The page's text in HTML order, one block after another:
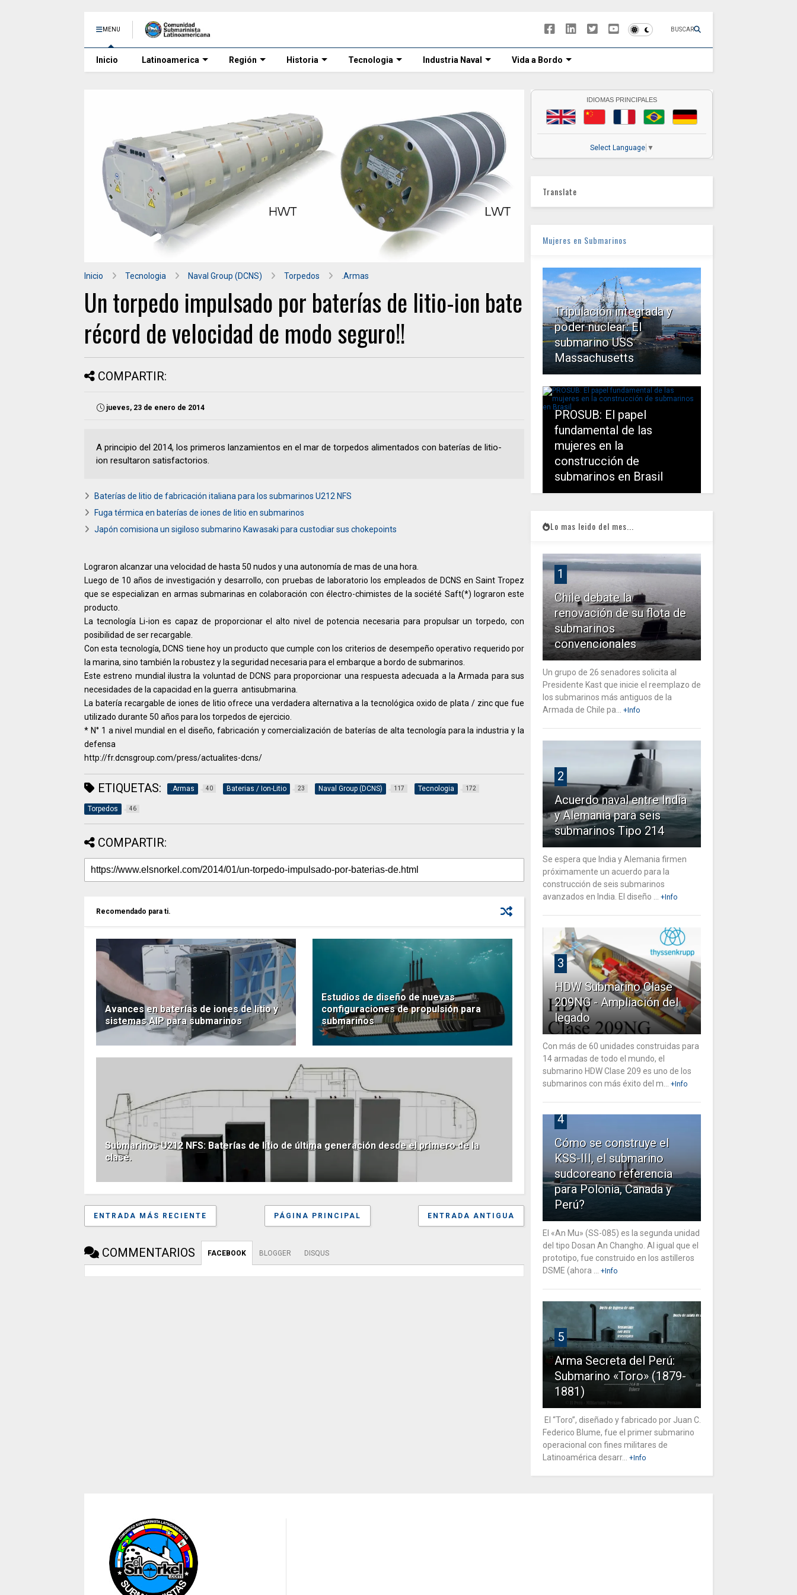
MENU BUSCAR
Inicio Latinoamerica Región Historia Tecnologia Industria Naval Vida a Bordo
Inicio Tecnologia Naval Group (DCNS) Torpedos .Armas
Un torpedo impulsado por baterías de litio-ion bate
récord de velocidad de modo seguro!!
COMPARTIR:
jueves, 23 de enero de 2014
A principio del 2014, los primeros lanzamientos en el mar de torpedos alimentados con baterías de litio-
ion resultaron satisfactorios.
Baterías de litio de fabricación italiana para los submarinos U212 NFS
Fuga térmica en baterías de iones de litio en submarinos
Japón comisiona un sigiloso submarino Kawasaki para custodiar sus chokepoints
Lograron alcanzar una velocidad de hasta 50 nudos y una autonomía de mas de una hora.
Luego de 10 años de investigación y desarrollo, con pruebas de laboratorio los empleados de DCNS en Saint Tropez
que se especializan en armas submarinas en colaboración con électro-chimistes de la société Saft(*) lograron este
producto.
La tecnología Li-ion es capaz de proporcionar el alto nivel de potencia necesaria para propulsar un torpedo, con
posibilidad de ser recargable.
Con esta tecnología, DCNS tiene hoy un producto que cumple con los criterios de desempeño operativo requerido por
la marina, sino también la robustez y la seguridad necesaria para el embarque a bordo de submarinos.
Este estreno mundial ilustra la voluntad de DCNS para proporcionar una respuesta adecuada a la Armada para sus
necesidades de la capacidad en la guerra antisubmarina.
La batería recargable de iones de litio ofrece una verdadera alternativa a la tecnológica oxido de plata / zinc que fue
utilizado durante 50 años para los torpedos de ejercicio.
* N° 1 a nivel mundial en el diseño, fabricación y comercialización de baterías de alta tecnología para la industria y la
defensa
http://fr.dcnsgroup.com/press/actualites-dcns/
ETIQUETAS: .Armas 40 Baterias / Ion-Litio 23 Naval Group (DCNS) 117 Tecnologia 172
Torpedos 46
COMPARTIR:
Recomendado para ti.
Avances en baterías de iones de litio y
sistemas AIP para submarinos
Estudios de diseño de nuevas
configuraciones de propulsión para
submarinos
Submarinos U212 NFS: Baterías de litio de última generación desde el primero de la
clase.
ENTRADA MÁS RECIENTE ENTRADA ANTIGUA
PÁGINA PRINCIPAL
COMMENTARIOS FACEBOOK BLOGGER DISQUS
IDIOMAS PRINCIPALES
Select Language ▼
Translate
Mujeres en Submarinos
Tripulación integrada y
poder nuclear: El
submarino USS
Massachusetts
PROSUB: El papel
fundamental de las
mujeres en la
construcción de
submarinos en Brasil
Lo mas leido del mes...
1
Chile debate la
renovación de su flota de
submarinos
convencionales
Un grupo de 26 senadores solicita al
Presidente Kast que inicie el reemplazo de
los submarinos más antiguos de la
Armada de Chile pa...
+Info
2
Acuerdo naval entre India
y Alemania para seis
submarinos Tipo 214
Se espera que India y Alemania firmen
próximamente un acuerdo para la
construcción de seis submarinos
avanzados en India. El diseño ...
+Info
3
HDW Submarino Clase
209NG - Ampliación del
legado
Con más de 60 unidades construidas para
14 armadas de todo el mundo, el
submarino HDW Clase 209 es uno de los
submarinos con más éxito del m...
+Info
4
Cómo se construye el
KSS-III, el submarino
sudcoreano referencia
para Polonia, Canada y
Perú?
El «An Mu» (SS-085) es la segunda unidad
del tipo Dosan An Changho. Al igual que el
prototipo, fue construido en los astilleros
DSME (ahora ...
+Info
5
Arma Secreta del Perú:
Submarino «Toro» (1879-
1881)
El “Toro”, diseñado y fabricado por Juan C.
Federico Blume, fue el primer submarino
operacional con fines militares de
Latinoamérica desarr...
+Info